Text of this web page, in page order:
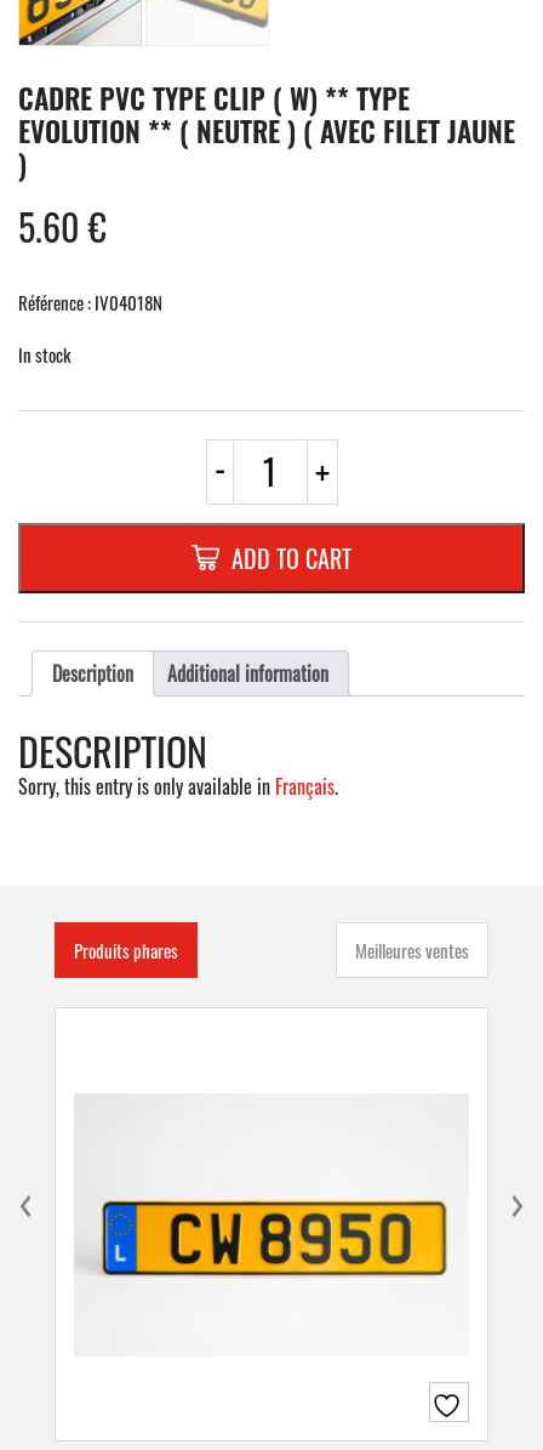
CADRE PVC TYPE CLIP ( W) ** TYPE
EVOLUTION ** ( NEUTRE ) ( AVEC FILET JAUNE
)
5.60€
Référence : IV04018N
In stock
- CADRE
TYPE
CLIP
(
W)
**
TYPE
EVOLUTION
**
(
AVEC
+
ADD TO CART
Description Additional information
DESCRIPTION
Sorry, this entry is only available in Français.
Produits phares Meilleures ventes